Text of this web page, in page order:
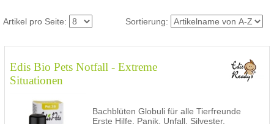
Artikel pro Seite: Sortierung:
Edis Bio Pets Notfall - Extreme
Situationen
Bachblüten Globuli für alle Tierfreunde
Erste Hilfe, Panik, Unfall, Silvester,